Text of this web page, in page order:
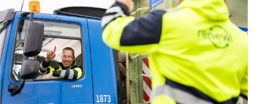
Ondergrondse containers
Perscontainers
Swill tank
Inzamelmiddelen gevaarlijk afval
Interne inzamelmiddelen
Branches
Bouw
Banden
Bouw- en sloopafval
Folie
Glas
Hout
Metalen
Advies
Klantenservice
MyRenewi